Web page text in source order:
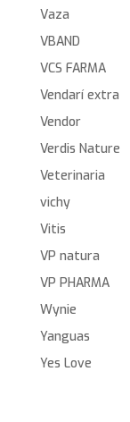
Vaza
VBAND
VCS FARMA
Vendarí extra
Vendor
Verdis Nature
Veterinaria
vichy
Vitis
VP natura
VP PHARMA
Wynie
Yanguas
Yes Love